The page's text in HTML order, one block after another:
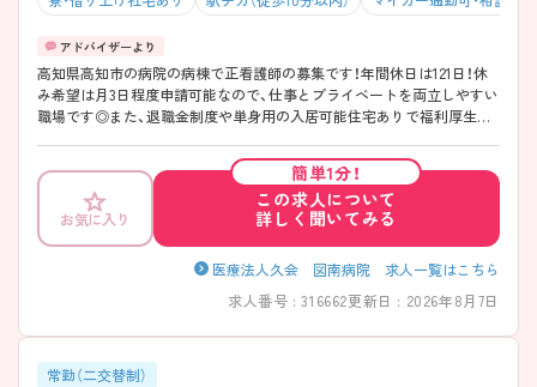
高知県高知市の病院の病棟で正看護師の募集です！年間休日は121日！休
み希望は月3日程度申請可能なので、仕事とプライベートを両立しやすい
職場です◎また、退職金制度や単身用の入居可能住宅ありで福利厚生も
面接ポイントをお伝えしますので、お気軽にご連絡ください！
お気に入り
簡単1分！
この求人について
詳しく聞いてみる
医療法人久会 図南病院 求人一覧はこちら
求人番号 : 316662更新日 : 2026年8月7日
常勤（二交替制）